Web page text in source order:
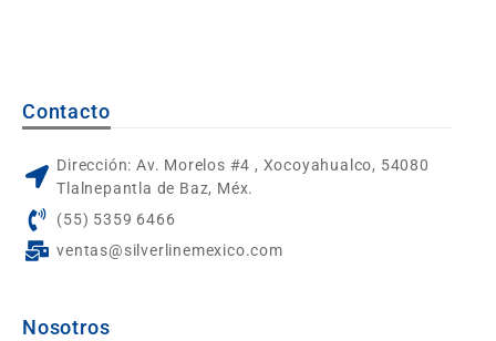
Contacto
Dirección: Av. Morelos #4 , Xocoyahualco, 54080
Tlalnepantla de Baz, Méx.
(55) 5359 6466
ventas@silverlinemexico.com
Nosotros